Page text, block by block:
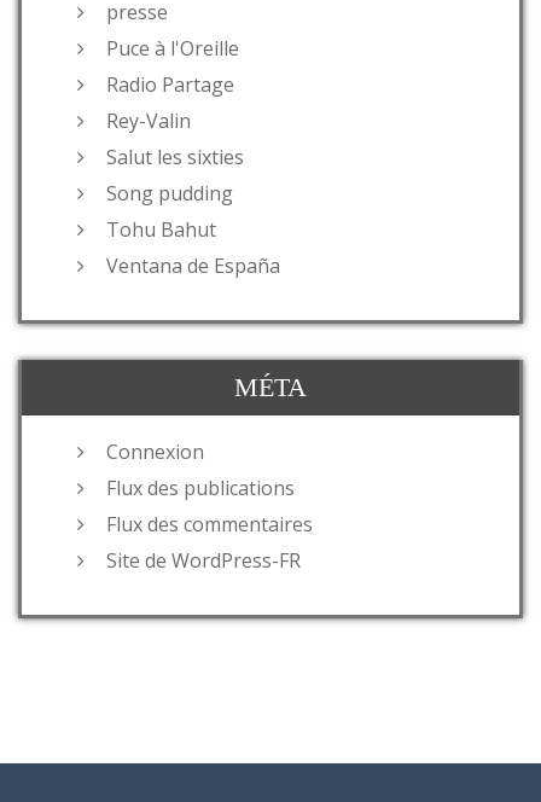
presse
Puce à l'Oreille
Radio Partage
Rey-Valin
Salut les sixties
Song pudding
Tohu Bahut
Ventana de España
MÉTA
Connexion
Flux des publications
Flux des commentaires
Site de WordPress-FR